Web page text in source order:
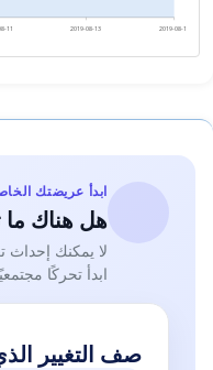
11 2019-08-13 2019-08-15
ابدأ عريضتك
هل هناك ما
لا يمكنك إحداث
ابدأ تحركًا
صف التغيير